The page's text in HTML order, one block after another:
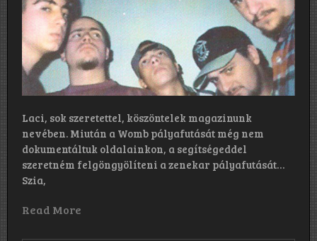
Laci, sok szeretettel, köszöntelek magazinunk
nevében. Miután a Womb pályafutását még nem
dokumentáltuk oldalainkon, a segítségeddel
szeretném felgöngyölíteni a zenekar pályafutását…
Szia,
Read More